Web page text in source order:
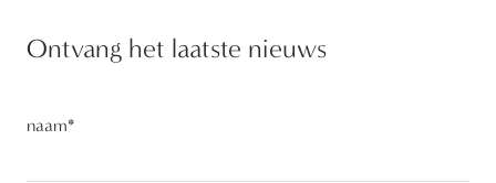
Ontvang het laatste nieuws
naam*